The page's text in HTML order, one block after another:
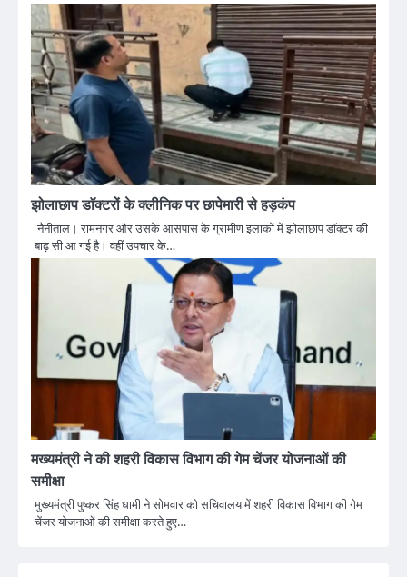
झोलाछाप डाॅक्टरों के क्लीनिक पर छापेमारी से हड़कंप
नैनीताल। रामनगर और उसके आसपास के ग्रामीण इलाकों में झोलाछाप डॉक्टर की
बाढ़ सी आ गई है। वहीं उपचार के…
मख्यमंत्री ने की शहरी विकास विभाग की गेम चेंजर योजनाओं की
समीक्षा
मुख्यमंत्री पुष्कर सिंह धामी ने सोमवार को सचिवालय में शहरी विकास विभाग की गेम
चेंजर योजनाओं की समीक्षा करते हुए…